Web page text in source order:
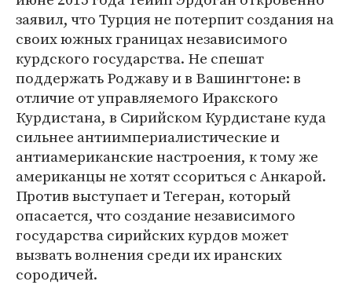
заявил, что Турция не потерпит создания на
своих южных границах независимого
курдского государства. Не спешат
поддержать Роджаву и в Вашингтоне: в
отличие от управляемого Иракского
Курдистана, в Сирийском Курдистане куда
сильнее антиимпериалистические и
антиамериканские настроения, к тому же
американцы не хотят ссориться с Анкарой.
Против выступает и Тегеран, который
опасается, что создание независимого
государства сирийских курдов может
вызвать волнения среди их иранских
сородичей.